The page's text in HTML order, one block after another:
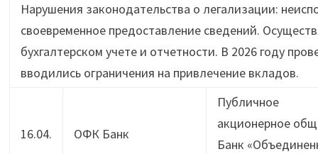
Нарушения законодательства о легализации:
своевременное предоставление сведений.
бухгалтерском учете и отчетности. В 2026 году
вводились ограничения на привлечение вкладов.
16.04. ОФК Банк
Публичное
акционерное
Банк